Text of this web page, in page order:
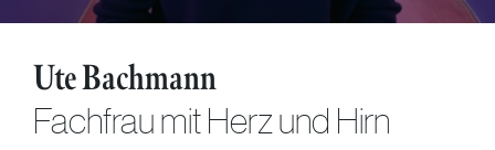
Ute Bachmann
Fachfrau mit Herz und Hirn